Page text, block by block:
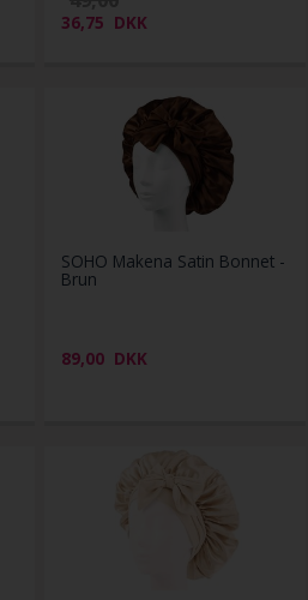
36,75 DKK
SOHO Makena Satin Bonnet -
Brun
89,00 DKK